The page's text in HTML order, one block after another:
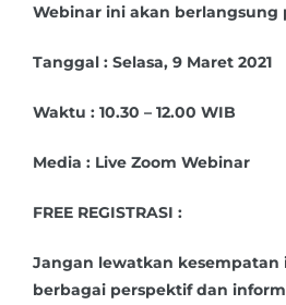
Webinar ini akan berlangsung
Tanggal : Selasa, 9 Maret 2021
Waktu : 10.30 – 12.00 WIB
Media : Live Zoom Webinar
FREE REGISTRASI :
Jangan lewatkan kesempatan
berbagai perspektif dan